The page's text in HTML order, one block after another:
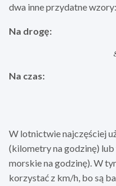
dwa inne przydatne wzory:
Na drogę:
Na czas:
W lotnictwie najczęściej
(kilometry na godzinę) lub
morskie na godzinę). W
korzystać z km/h, bo są